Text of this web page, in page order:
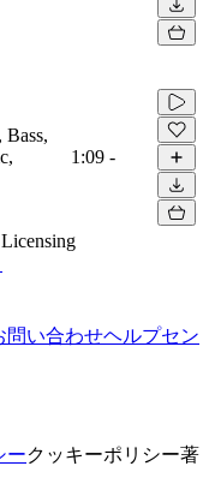
1:09 -
問い合わせヘルプセン
ークッキーポリシー著